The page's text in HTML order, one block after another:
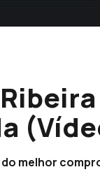
melhor